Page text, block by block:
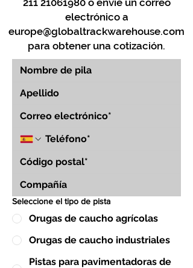
211 21061980o envíe un correo
electrónico a
europe@globaltrackwarehouse.com
para obtener una cotización.
Seleccione el tipo de pista
Orugas de caucho agrícolas
Orugas de caucho industriales
Pistas para pavimentadoras de